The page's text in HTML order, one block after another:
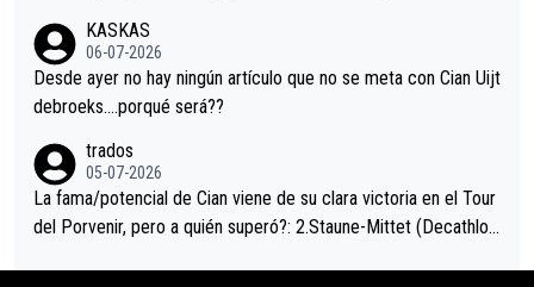
eta, a ver si por querer poner a Del Toro con calzador en posi
ción de podio UAE y Pojacar se van complicar el tour.
KASKAS
06-07-2026
Desde ayer no hay ningún artículo que no se meta con Cian Uijt
debroeks….porqué será??
trados
05-07-2026
La fama/potencial de Cian viene de su clara victoria en el Tour
del Porvenir, pero a quién superó?: 2.Staune-Mittet (Decathlon,